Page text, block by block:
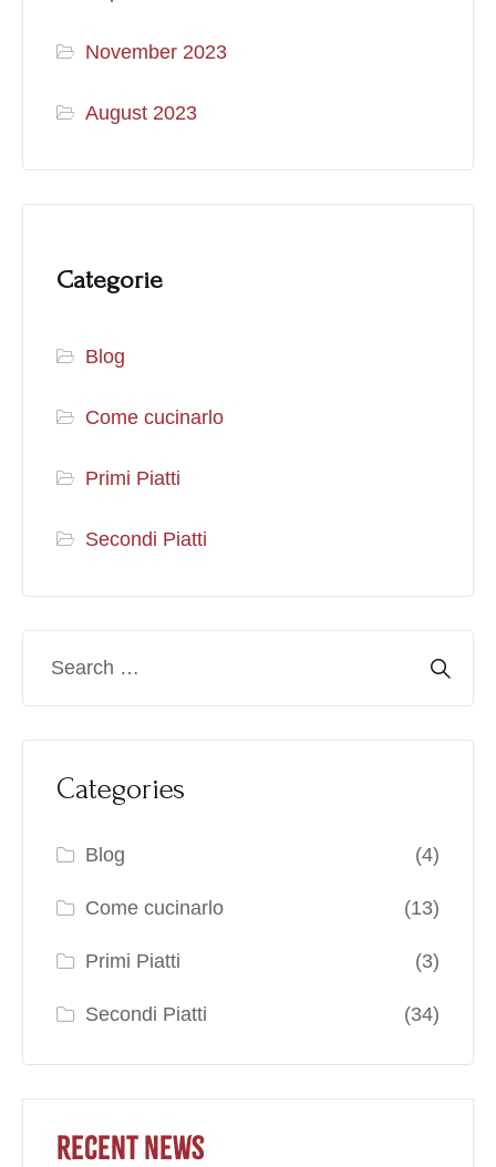
November 2023
August 2023
Categorie
Blog
Come cucinarlo
Primi Piatti
Secondi Piatti
Categories
Blog (4)
Come cucinarlo (13)
Primi Piatti (3)
Secondi Piatti (34)
Recent News